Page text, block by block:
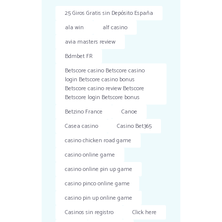
25 Giros Gratis sin Depósito España
ala win
alf casino
avia masters review
Bdmbet FR
Betscore casino Betscore casino
login Betscore casino bonus
Betscore casino review Betscore
Betscore login Betscore bonus
Betzino France
Canoe
Casea casino
Casino Bet365
casino chicken road game
casino online game
casino online pin up game
casino pinco online game
casino pin up online game
Casinos sin registro
Click here